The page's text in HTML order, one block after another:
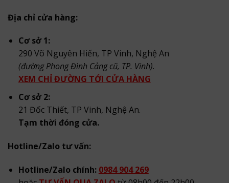
Địa chỉ cửa hàng:
Cơ sở 1:
290 Võ Nguyên Hiến, TP Vinh, Nghệ An
(đường Phong Đình Cảng cũ, TP. Vinh).
XEM CHỈ ĐƯỜNG TỚI CỬA HÀNG
Cơ sở 2:
21 Đốc Thiết, TP Vinh, Nghệ An.
Tạm thời đóng cửa.
Hotline/Zalo tư vấn:
Hotline/Zalo chính: 0984 904 269